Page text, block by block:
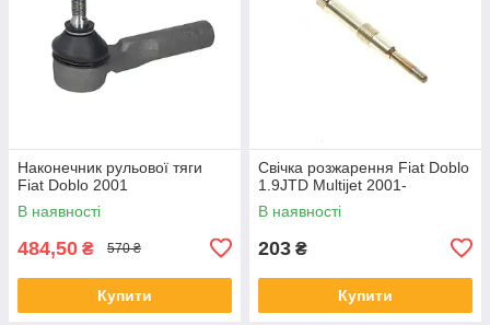
Наконечник рульової тяги
Fiat Doblo 2001
В наявності
484,50 ₴ 570 ₴
Купити
Свічка розжарення Fiat Doblo
1.9JTD Multijet 2001-
В наявності
203 ₴
Купити